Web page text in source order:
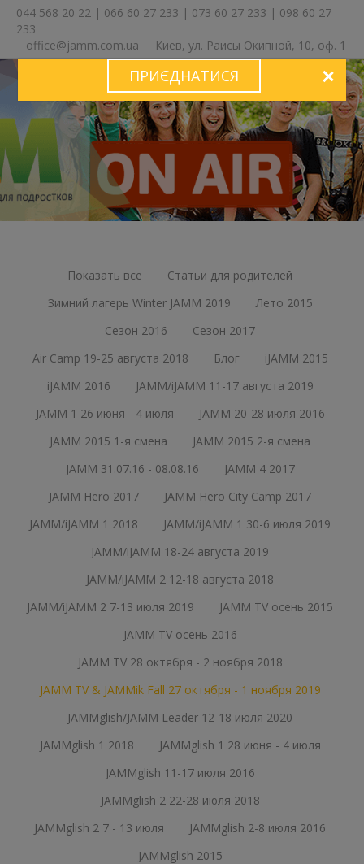
044 568 20 22 | 066 60 27 233 | 073 60 27 233 | 098 60 27
233
office@jamm.com.ua
Киев, ул. Раисы Окипной, 10, оф. 1
Показать все
Статьи для родителей
Зимний лагерь Winter JAMM 2019
Лето 2015
Сезон 2016
Сезон 2017
Air Camp 19-25 августа 2018
Блог
iJAMM 2015
iJAMM 2016
JAMM/iJAMM 11-17 августа 2019
JAMM 1 26 июня - 4 июля
JAMM 20-28 июля 2016
JAMM 2015 1-я смена
JAMM 2015 2-я смена
JAMM 31.07.16 - 08.08.16
JAMM 4 2017
JAMM Hero 2017
JAMM Hero City Camp 2017
JAMM/iJAMM 1 2018
JAMM/iJAMM 1 30-6 июля 2019
JAMM/iJAMM 18-24 августа 2019
JAMM/iJAMM 2 12-18 августа 2018
JAMM/iJAMM 2 7-13 июля 2019
JAMM TV осень 2015
JAMM TV осень 2016
JAMM TV 28 октября - 2 ноября 2018
JAMM TV & JAMMik Fall 27 октября - 1 ноября 2019
JAMMglish/JAMM Leader 12-18 июля 2020
JAMMglish 1 2018
JAMMglish 1 28 июня - 4 июля
JAMMglish 11-17 июля 2016
JAMMglish 2 22-28 июля 2018
JAMMglish 2 7 - 13 июля
JAMMglish 2-8 июля 2016
JAMMglish 2015
ПРИЄДНАТИСЯ